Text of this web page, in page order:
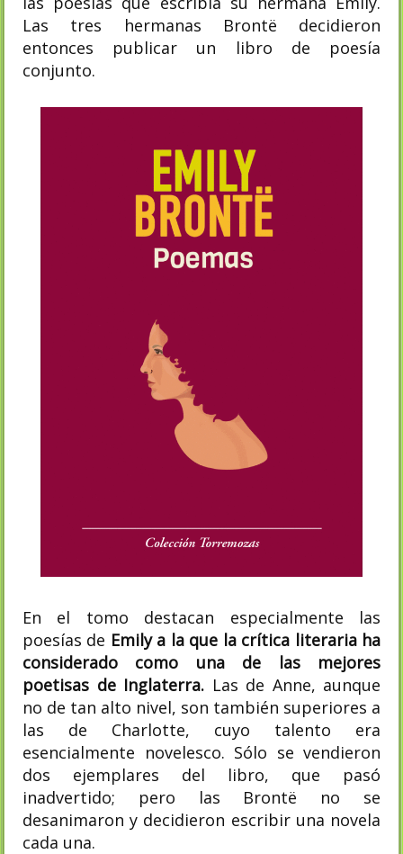
Las tres hermanas Brontë decidieron
entonces publicar un libro de poesía
conjunto.
En el tomo destacan especialmente las
poesías de Emily a la que la crítica literaria ha
considerado como una de las mejores
poetisas de Inglaterra. Las de Anne, aunque
no de tan alto nivel, son también superiores a
las de Charlotte, cuyo talento era
esencialmente novelesco. Sólo se vendieron
dos ejemplares del libro, que pasó
inadvertido; pero las Brontë no se
desanimaron y decidieron escribir una novela
cada una.